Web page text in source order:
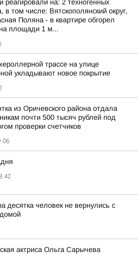
реагировали на: 2 техногенных
в том числе: Вятскополянский округ,
Поляна - в квартире обгорел
площади 1 м...
трассе на улице
укладывают новое покрытие
из Оричевского района отдала
почти 500 тысяч рублей под
проверки счетчиков
десятка человек не вернулись с
актриса Ольга Сарычева